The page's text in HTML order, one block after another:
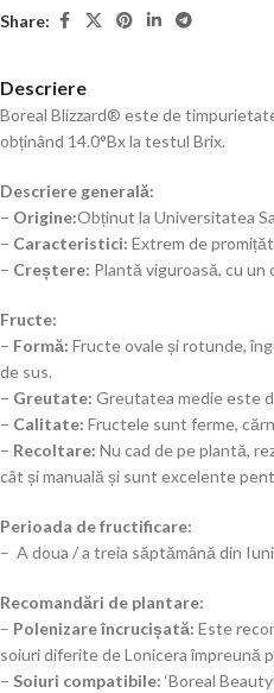
Share:
Descriere
Boreal Blizzard® este de
obținând 14.0°Bx la testul Brix.
Descriere generală:
– Origine:Obținut la Universitatea
– Caracteristici: Extrem de
– Creștere: Plantă viguroasă, cu
Fructe:
– Formă: Fructe ovale și rotunde,
de sus.
– Greutate: Greutatea medie este
– Calitate: Fructele sunt ferme,
– Recoltare: Nu cad de pe plantă,
cât și manuală și sunt excelente
Perioada de fructificare:
– A doua / a treia săptămână din
Recomandări de plantare:
– Polenizare încrucișată: Este
soiuri diferite de Lonicera împreună
– Soiuri compatibile: ‘Boreal